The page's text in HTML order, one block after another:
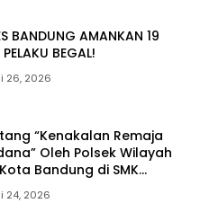
BANDUNG AMANKAN 19
BEGAL!
26, 2026
“Kenakalan Remaja
Oleh Polsek Wilayah
Bandung di SMK
3 Bandung
24, 2026